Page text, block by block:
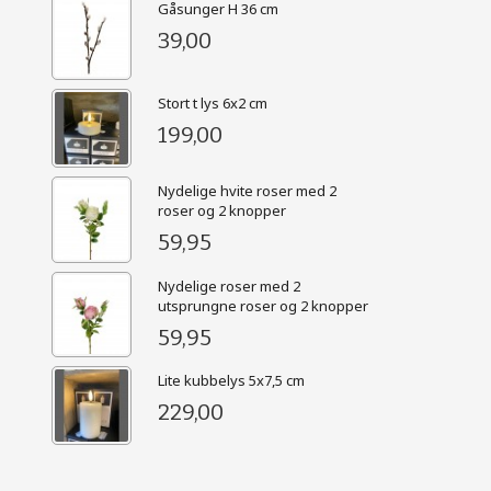
Gåsunger H 36 cm
39,00
Stort t lys 6x2 cm
199,00
Nydelige hvite roser med 2
roser og 2 knopper
59,95
Nydelige roser med 2
utsprungne roser og 2 knopper
59,95
Lite kubbelys 5x7,5 cm
229,00